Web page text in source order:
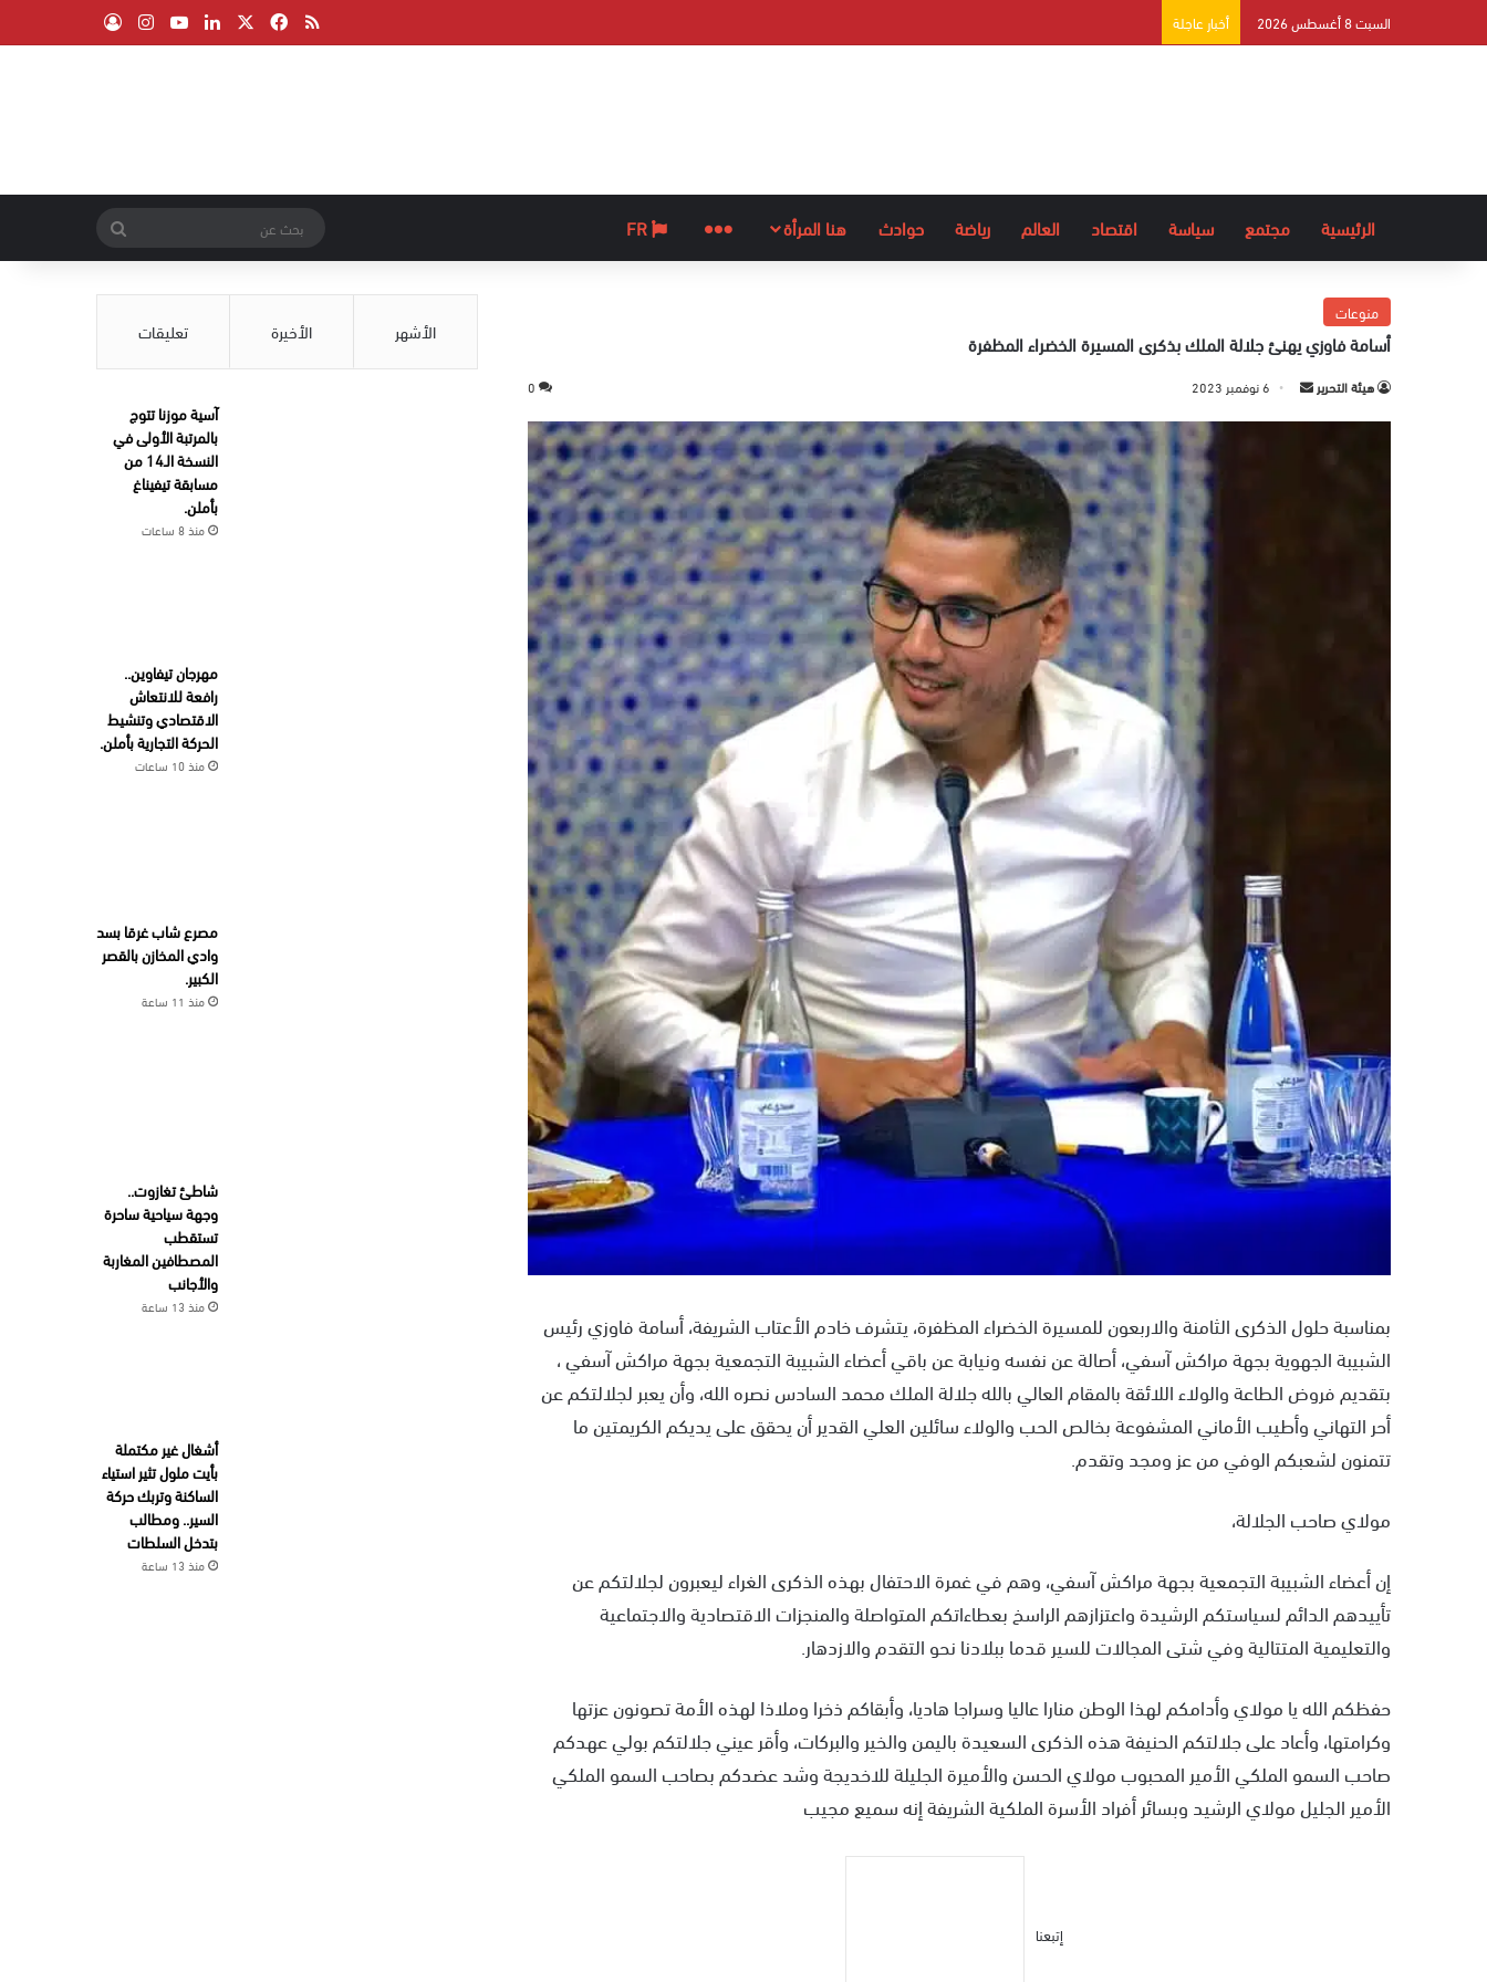
السبت 8 أغسطس 2026 أخبار عاجلة ملخص الموقع RSS
فيسبوك لينكدإن ‫YouTube
انستقرام
الرئيسية مجتمع سياسة اقتصاد العالم رياضة حوادث هنا المرأة المزيد
عن
منوعات
أسامة فاوزي يهنئ جلالة الملك بذكرى المسيرة الخضراء المظفرة
هيئة التحرير 6 نوفمبر 2023 0
بمناسبة حلول الذكرى الثامنة والاربعون للمسيرة الخضراء المظفرة، يتشرف خادم الأعتاب الشريفة، أسامة فاوزي رئيس
الشبيبة الجهوية بجهة مراكش آسفي، أصالة عن نفسه ونيابة عن باقي أعضاء الشبيبة التجمعية بجهة مراكش آسفي ،
بتقديم فروض الطاعة والولاء اللائقة بالمقام العالي بالله جلالة الملك محمد السادس نصره الله، وأن يعبر لجلالتكم عن
أحر التهاني وأطيب الأماني المشفوعة بخالص الحب والولاء سائلين العلي القدير أن يحقق على يديكم الكريمتين ما
تتمنون لشعبكم الوفي من عز ومجد وتقدم.
مولاي صاحب الجلالة،
إن أعضاء الشبيبة التجمعية بجهة مراكش آسفي، وهم في غمرة الاحتفال بهذه الذكرى الغراء ليعبرون لجلالتكم عن
تأييدهم الدائم لسياستكم الرشيدة واعتزازهم الراسخ بعطاءاتكم المتواصلة والمنجزات الاقتصادية والاجتماعية
والتعليمية المتتالية وفي شتى المجالات للسير قدما ببلادنا نحو التقدم والازدهار.
حفظكم الله يا مولاي وأدامكم لهذا الوطن منارا عاليا وسراجا هاديا، وأبقاكم ذخرا وملاذا لهذه الأمة تصونون عزتها
وكرامتها، وأعاد على جلالتكم الحنيفة هذه الذكرى السعيدة باليمن والخير والبركات، وأقر عيني جلالتكم بولي عهدكم
صاحب السمو الملكي الأمير المحبوب مولاي الحسن والأميرة الجليلة للاخديجة وشد عضدكم بصاحب السمو الملكي
الأمير الجليل مولاي الرشيد وبسائر أفراد الأسرة الملكية الشريفة إنه سميع مجيب
إتبعنا
الأشهر الأخيرة تعليقات
آسية موزنا تتوج
بالمرتبة الأولى في
النسخة الـ14 من
مسابقة تيفيناغ
بأملن.
منذ 8 ساعات
مهرجان تيفاوين..
رافعة للانتعاش
الاقتصادي وتنشيط
الحركة التجارية بأملن.
منذ 10 ساعات
مصرع شاب غرقا بسد
وادي المخازن بالقصر
الكبير.
منذ 11 ساعة
شاطئ تغازوت..
وجهة سياحية ساحرة
تستقطب
المصطافين المغاربة
والأجانب
منذ 13 ساعة
أشغال غير مكتملة
بأيت ملول تثير استياء
الساكنة وتربك حركة
السير.. ومطالب
بتدخل السلطات
منذ 13 ساعة